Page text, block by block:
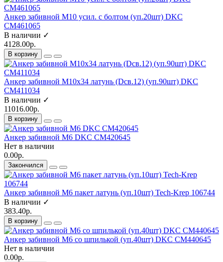
Анкер забивной М10 усил. с болтом (уп.20шт) DKC
CM461065
В наличии ✓
4128.00р.
В корзину
Анкер забивной М10х34 латунь (Dсв.12) (уп.90шт) DKC
CM411034
В наличии ✓
11016.00р.
В корзину
Анкер забивной М6 DKC CM420645
Нет в наличии
0.00р.
Закончился
Анкер забивной М6 пакет латунь (уп.10шт) Tech-Krep 106744
В наличии ✓
383.40р.
В корзину
Анкер забивной М6 со шпилькой (уп.40шт) DKC CM440645
Нет в наличии
0.00р.